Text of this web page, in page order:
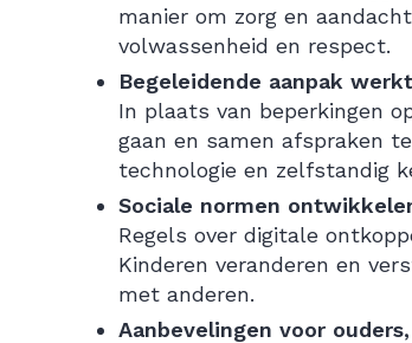
manier om zorg en
volwassenheid en respect.
Begeleidende aanpak
In plaats van beperkingen
gaan en samen afspraken
technologie en zelfstandig
Sociale normen
Regels over digitale
Kinderen veranderen en
met anderen.
Aanbevelingen voor